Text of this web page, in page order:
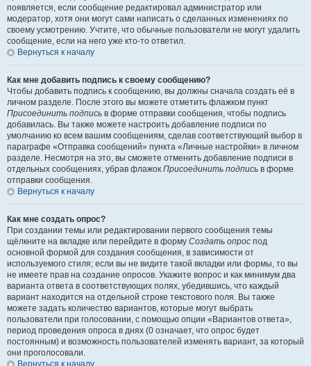
появляется, если сообщение редактировал администратор или
модератор, хотя они могут сами написать о сделанных изменениях по
своему усмотрению. Учтите, что обычные пользователи не могут удалить
сообщение, если на него уже кто-то ответил.
Вернуться к началу
Как мне добавить подпись к своему сообщению?
Чтобы добавить подпись к сообщению, вы должны сначала создать её в
личном разделе. После этого вы можете отметить флажком пункт
Присоединить подпись в форме отправки сообщения, чтобы подпись
добавилась. Вы также можете настроить добавление подписи по
умолчанию ко всем вашим сообщениям, сделав соответствующий выбор в
параграфе «Отправка сообщений» пункта «Личные настройки» в личном
разделе. Несмотря на это, вы сможете отменить добавление подписи в
отдельных сообщениях, убрав флажок Присоединить подпись в форме
отправки сообщения.
Вернуться к началу
Как мне создать опрос?
При создании темы или редактировании первого сообщения темы
щёлкните на вкладке или перейдите в форму Создать опрос под
основной формой для создания сообщения, в зависимости от
используемого стиля; если вы не видите такой вкладки или формы, то вы
не имеете прав на создание опросов. Укажите вопрос и как минимум два
варианта ответа в соответствующих полях, убедившись, что каждый
вариант находится на отдельной строке текстового поля. Вы также
можете задать количество вариантов, которые могут выбрать
пользователи при голосовании, с помощью опции «Вариантов ответа»,
период проведения опроса в днях (0 означает, что опрос будет
постоянным) и возможность пользователей изменять вариант, за который
они проголосовали.
Вернуться к началу